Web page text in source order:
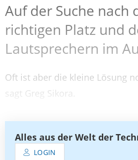
Auf der Suche nach
richtigen Platz und
Lautsprechern im
Oft ist aber die kleine Lösung
sagt Greg Sikora.
Alles aus der Welt der
LOGIN